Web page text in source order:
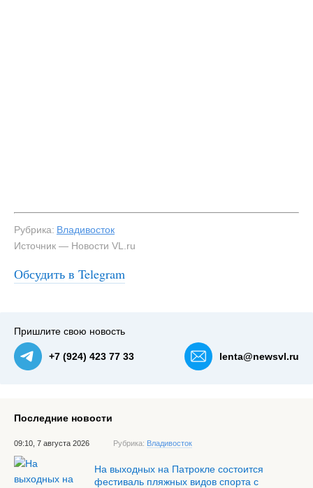
Рубрика: Владивосток
Источник — Новости VL.ru
Обсудить в Telegram
#3
Участок «Самалы» до строительства парковки —
NewsVL.ru
Пришлите свою новость
+7 (924) 423 77 33 lenta@newsvl.ru
Последние новости
09:10, 7 августа 2026 Рубрика: Владивосток
На выходных на Патрокле состоится
фестиваль пляжных видов спорта с